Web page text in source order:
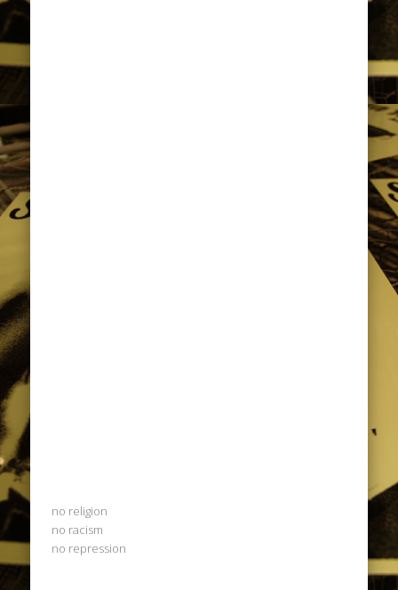
no religion
no racism
no repression